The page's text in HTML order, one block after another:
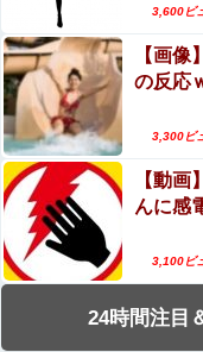
3,600ビ
【画
の反応
3,300ビ
【動
んに感
3,100ビ
24時間注目